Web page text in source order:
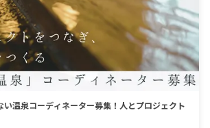
い温泉コーディネーター募集！人とプロジェクト